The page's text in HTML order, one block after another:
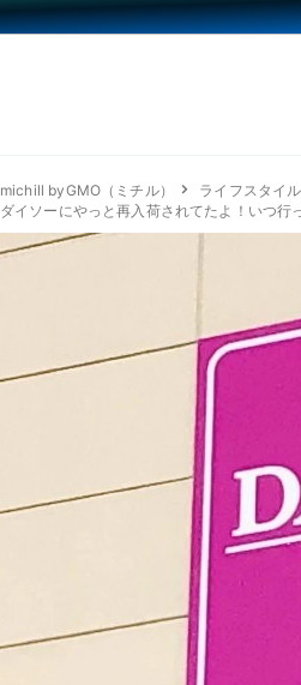
michill byGMO（ミチル）
ライフスタイル
ダイソーにやっと再入荷されてたよ！いつ